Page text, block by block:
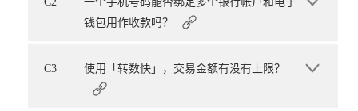
钱包用作收款吗？
C3 使用「转数快」，交易金额有没有上限？